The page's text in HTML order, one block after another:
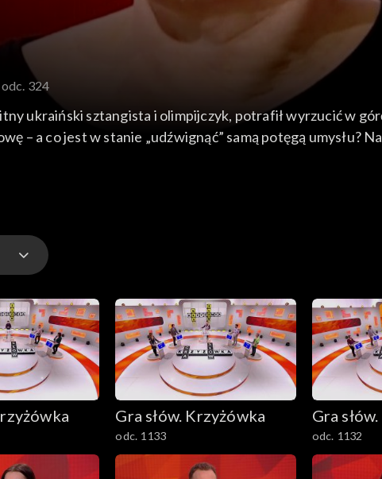
odc. 324
ukraiński sztangista i olimpijczyk, potrafił wyrzucić w
– a co jest w stanie „udźwignąć” samą potęgą umysłu?
zdrowego cukiernictwa, Marcin z Warszawy –
Gra słów. Krzyżówka
odc. 1133
Gra
odc. 1132